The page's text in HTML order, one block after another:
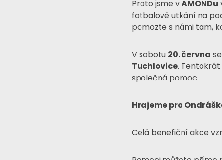
Proto jsme vAMONDu
fotbalové utkání na
pomozte s námi tam,
V sobotu 20. června
Tuchlovice.
společná pomoc.
Hrajeme pro
Celá benefiční akce